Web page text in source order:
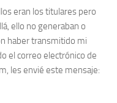
eran los titulares pero
ello no generaban o
haber transmitido mi
el correo electrónico de
les envié este mensaje: